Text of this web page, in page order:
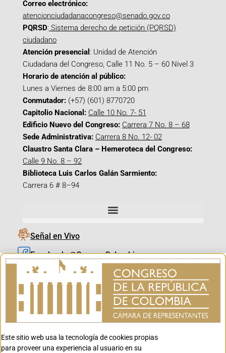
Correo electrónico:
atencionciudadanacongreso@senado.gov.co
PQRSD: Sistema derecho de petición (PQRSD)
ciudadano
Atención presencial : Unidad de Atención
Ciudadana del Congreso, Calle 11 No. 5 – 60 Nivel 3
Horario de atención al público:
Lunes a Viernes de 8:00 am a 5:00 pm
Conmutador: (+57) (601) 8770720
Capitolio Nacional: Calle 10 No. 7- 51
Edificio Nuevo del Congreso: Carrera 7 No. 8 – 68
Sede Administrativa: Carrera 8 No. 12- 02
Claustro Santa Clara – Hemeroteca del Congreso:
Calle 9 No. 8 – 92
Biblioteca Luis Carlos Galán Sarmiento:
Carrera 6 # 8–94
Señal en Vivo
Facebook_@CamaraColombia
Instagram_@CamaraColombia
X_@CamaraColombia
Youtube_@CamaraColombia
Youtube_@CanalCongreso
Este sitio web usa la tecnología de cookies propias
para proveer una experiencia al usuario en su